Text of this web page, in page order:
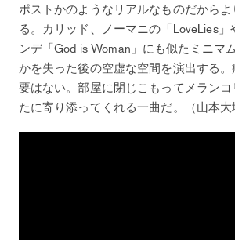
ポストかのようなリアルなものだからよ
る。カリッド、ノーマニの「LoveLies」
ンデ「God is Woman」にも似たミニマ
かを失った後の空虚な空間を演出する
要はない。部屋に閉じこもってメラン
たに寄り添ってくれる一曲だ。（山本大